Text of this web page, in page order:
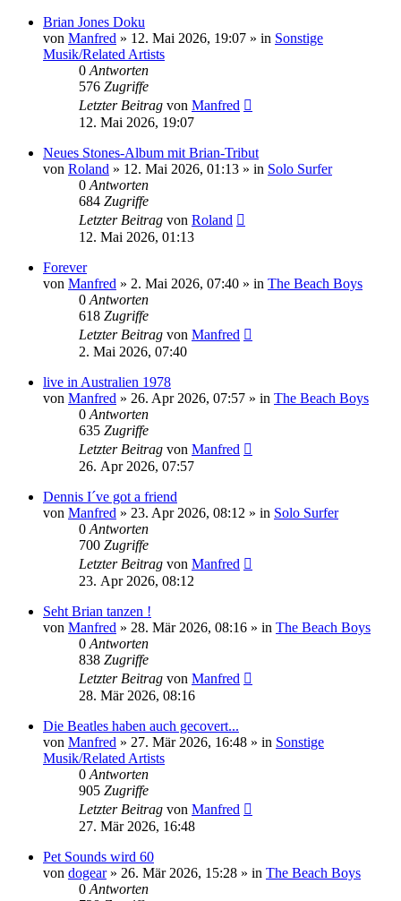
Brian Jones Doku
von Manfred » 12. Mai 2026, 19:07 » in Sonstige
Musik/Related Artists
0 Antworten
576 Zugriffe
Letzter Beitrag von Manfred
12. Mai 2026, 19:07
Neues Stones-Album mit Brian-Tribut
von Roland » 12. Mai 2026, 01:13 » in Solo Surfer
0 Antworten
684 Zugriffe
Letzter Beitrag von Roland
12. Mai 2026, 01:13
Forever
von Manfred » 2. Mai 2026, 07:40 » in The Beach Boys
0 Antworten
618 Zugriffe
Letzter Beitrag von Manfred
2. Mai 2026, 07:40
live in Australien 1978
von Manfred » 26. Apr 2026, 07:57 » in The Beach Boys
0 Antworten
635 Zugriffe
Letzter Beitrag von Manfred
26. Apr 2026, 07:57
Dennis I´ve got a friend
von Manfred » 23. Apr 2026, 08:12 » in Solo Surfer
0 Antworten
700 Zugriffe
Letzter Beitrag von Manfred
23. Apr 2026, 08:12
Seht Brian tanzen !
von Manfred » 28. Mär 2026, 08:16 » in The Beach Boys
0 Antworten
838 Zugriffe
Letzter Beitrag von Manfred
28. Mär 2026, 08:16
Die Beatles haben auch gecovert...
von Manfred » 27. Mär 2026, 16:48 » in Sonstige
Musik/Related Artists
0 Antworten
905 Zugriffe
Letzter Beitrag von Manfred
27. Mär 2026, 16:48
Pet Sounds wird 60
von dogear» 26. Mär 2026, 15:28 » in The Beach Boys
0 Antworten